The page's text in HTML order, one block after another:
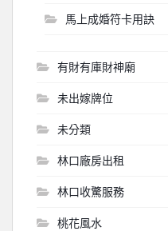
馬上成婚符卡用訣
有財有庫財神廟
未出嫁牌位
未分類
林口廠房出租
林口收驚服務
桃花風水